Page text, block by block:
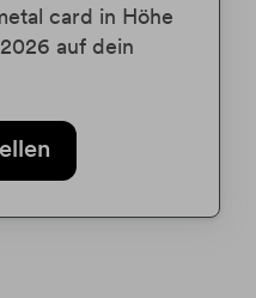
card in Höhe
auf dein